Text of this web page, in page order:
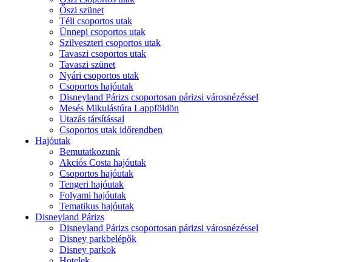
Őszi szünet
Téli csoportos utak
Ünnepi csoportos utak
Szilveszteri csoportos utak
Tavaszi csoportos utak
Tavaszi szünet
Nyári csoportos utak
Csoportos hajóutak
Disneyland Párizs csoportosan párizsi városnézéssel
Mesés Mikulástúra Lappföldön
Utazás társítással
Csoportos utak időrendben
Hajóutak
Bemutatkozunk
Akciós Costa hajóutak
Csoportos hajóutak
Tengeri hajóutak
Folyami hajóutak
Tematikus hajóutak
Disneyland Párizs
Disneyland Párizs csoportosan párizsi városnézéssel
Disney parkbelépők
Disney parkok